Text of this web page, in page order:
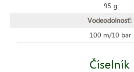
95 g
Vodeodolnosť:
100 m/10 bar
Číselník